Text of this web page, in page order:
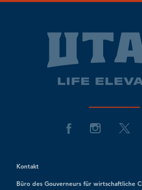
Kontakt
Büro des Gouverneurs für wirtschaftliche